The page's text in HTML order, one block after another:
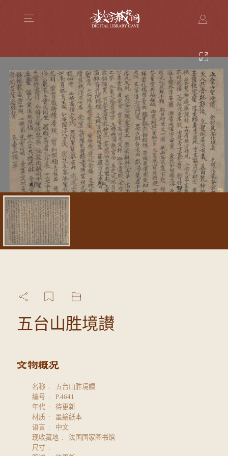
五台山胜境讃
名称
五台山胜境讃
编号
P.4641
年代
待更新
材质
墨繪紙本
语言
中文
现收藏地
法国国家图书馆
尺寸